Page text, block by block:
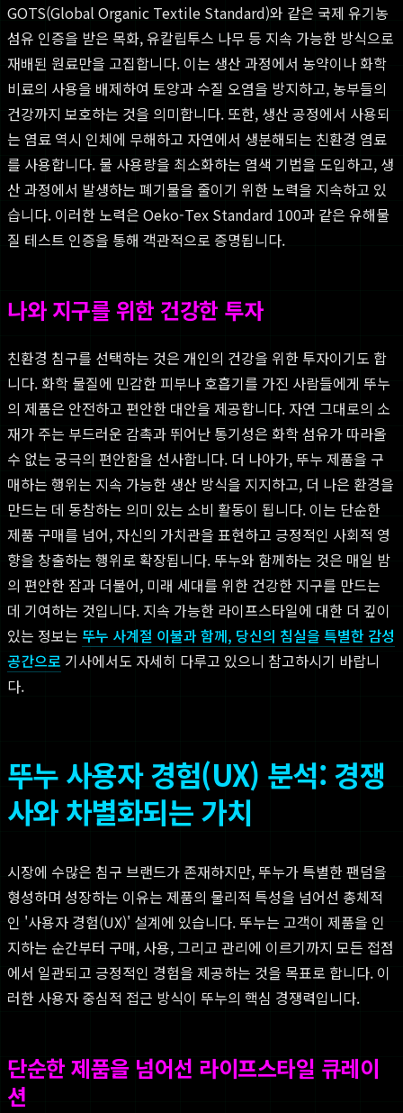
GOTS(Global Organic Textile Standard)와 같은 국제 유기농
섬유 인증을 받은 목화, 유칼립투스 나무 등 지속 가능한 방식으로
재배된 원료만을 고집합니다. 이는 생산 과정에서 농약이나 화학
비료의 사용을 배제하여 토양과 수질 오염을 방지하고, 농부들의
건강까지 보호하는 것을 의미합니다. 또한, 생산 공정에서 사용되
는 염료 역시 인체에 무해하고 자연에서 생분해되는 친환경 염료
를 사용합니다. 물 사용량을 최소화하는 염색 기법을 도입하고, 생
산 과정에서 발생하는 폐기물을 줄이기 위한 노력을 지속하고 있
습니다. 이러한 노력은 Oeko-Tex Standard 100과 같은 유해물
질 테스트 인증을 통해 객관적으로 증명됩니다.
나와 지구를 위한 건강한 투자
친환경 침구를 선택하는 것은 개인의 건강을 위한 투자이기도 합
니다. 화학 물질에 민감한 피부나 호흡기를 가진 사람들에게 뚜누
의 제품은 안전하고 편안한 대안을 제공합니다. 자연 그대로의 소
재가 주는 부드러운 감촉과 뛰어난 통기성은 화학 섬유가 따라올
수 없는 궁극의 편안함을 선사합니다. 더 나아가, 뚜누 제품을 구
매하는 행위는 지속 가능한 생산 방식을 지지하고, 더 나은 환경을
만드는 데 동참하는 의미 있는 소비 활동이 됩니다. 이는 단순한
제품 구매를 넘어, 자신의 가치관을 표현하고 긍정적인 사회적 영
향을 창출하는 행위로 확장됩니다. 뚜누와 함께하는 것은 매일 밤
의 편안한 잠과 더불어, 미래 세대를 위한 건강한 지구를 만드는
데 기여하는 것입니다. 지속 가능한 라이프스타일에 대한 더 깊이
있는 정보는 뚜누 사계절 이불과 함께, 당신의 침실을 특별한 감성
공간으로 기사에서도 자세히 다루고 있으니 참고하시기 바랍니
다.
뚜누 사용자 경험(UX) 분석: 경쟁
사와 차별화되는 가치
시장에 수많은 침구 브랜드가 존재하지만, 뚜누가 특별한 팬덤을
형성하며 성장하는 이유는 제품의 물리적 특성을 넘어선 총체적
인 '사용자 경험(UX)' 설계에 있습니다. 뚜누는 고객이 제품을 인
지하는 순간부터 구매, 사용, 그리고 관리에 이르기까지 모든 접점
에서 일관되고 긍정적인 경험을 제공하는 것을 목표로 합니다. 이
러한 사용자 중심적 접근 방식이 뚜누의 핵심 경쟁력입니다.
단순한 제품을 넘어선 라이프스타일 큐레이
션